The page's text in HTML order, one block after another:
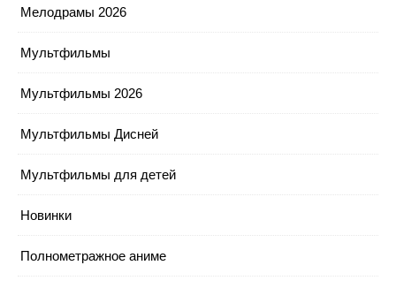
Мелодрамы 2026
Мультфильмы
Мультфильмы 2026
Мультфильмы Дисней
Мультфильмы для детей
Новинки
Полнометражное аниме